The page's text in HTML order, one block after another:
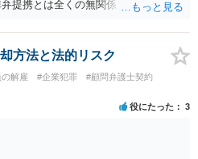
提携とは全くの無関係です。 昔から
方をまねしただけですが、マフィア
。
方法と法的リスク
解雇 #企業犯罪
#顧問弁護士契約
役にたった 3